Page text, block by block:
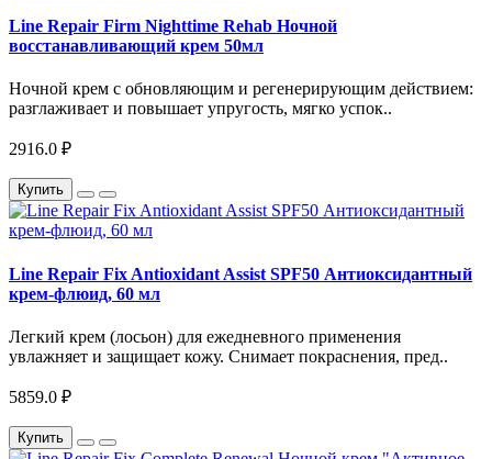
Line Repair Firm Nighttime Rehab Ночной
восстанавливающий крем 50мл
Ночной крем с обновляющим и регенерирующим действием:
разглаживает и повышает упругость, мягко успок..
2916.0 ₽
Купить
Line Repair Fix Antioxidant Assist SPF50 Антиоксидантный
крем-флюид, 60 мл
Легкий крем (лосьон) для ежедневного применения
увлажняет и защищает кожу. Снимает покраснения, пред..
5859.0 ₽
Купить